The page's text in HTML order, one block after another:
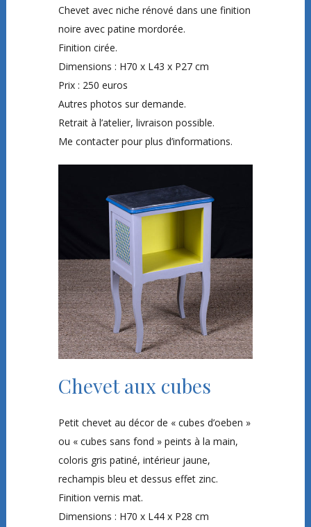
Chevet avec niche rénové dans une finition
noire avec patine mordorée.
Finition cirée.
Dimensions : H70 x L43 x P27 cm
Prix : 250 euros
Autres photos sur demande.
Retrait à l’atelier, livraison possible.
Me contacter pour plus d’informations.
Chevet aux cubes
Petit chevet au décor de « cubes d’oeben »
ou « cubes sans fond » peints à la main,
coloris gris patiné, intérieur jaune,
rechampis bleu et dessus effet zinc.
Finition vernis mat.
Dimensions : H70 x L44 x P28 cm